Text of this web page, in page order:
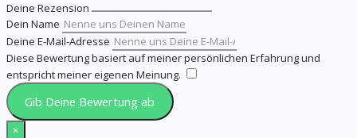
Deine Rezension
Dein Name
Deine E-Mail-Adresse
Diese Bewertung basiert auf meiner persönlichen Erfahrung und
entspricht meiner eigenen Meinung.
Gib Deine Bewertung ab
×